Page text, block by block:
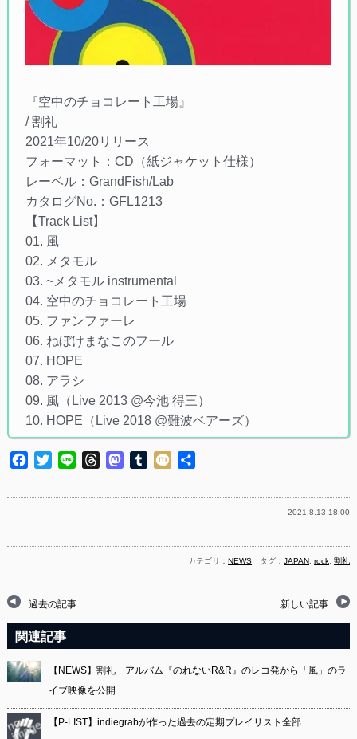
『空中のチョコレート工場』
/ 割礼
2021年10/20リリース
フォーマット：CD（紙ジャケット仕様）
レーベル：GrandFish/Lab
カタログNo.：GFL1213
【Track List】
01. 風
02. メタモル
03. ~メタモル instrumental
04. 空中のチョコレート工場
05. ファンファーレ
06. ねぼけまなこのフール
07. HOPE
08. アラシ
09. 風（Live 2013 @今池 得三）
10. HOPE（Live 2018 @難波ベアーズ）
Facebook
TwitterLine ThreadsMastodon
Tumblr
Mixi
2021.8.13 18:00
カテゴリ： NEWS タグ：JAPAN,rock,割礼
過去の記事 新しい記事
関連記事
【NEWS】割礼 アルバム『のれないR&R』のレコ発から「風」のラ
イブ映像を公開
【P-LIST】indiegrabが作った過去の定期プレイリスト全部